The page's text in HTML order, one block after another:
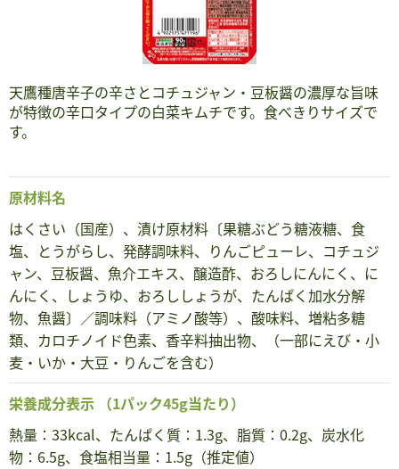
天鷹種唐辛子の辛さとコチュジャン・豆板醤の濃厚な旨味
が特徴の辛口タイプの白菜キムチです。食べきりサイズで
す。
原材料名
はくさい（国産）、漬け原材料〔果糖ぶどう糖液糖、食
塩、とうがらし、発酵調味料、りんごピューレ、コチュジ
ャン、豆板醤、魚介エキス、醸造酢、おろしにんにく、に
んにく、しょうゆ、おろししょうが、たんぱく加水分解
物、魚醤〕／調味料（アミノ酸等）、酸味料、増粘多糖
類、カロチノイド色素、香辛料抽出物、（一部にえび・小
麦・いか・大豆・りんごを含む）
栄養成分表示 （1パック45g当たり）
熱量：33kcal、たんぱく質：1.3g、脂質：0.2g、炭水化
物：6.5g、食塩相当量：1.5g（推定値）